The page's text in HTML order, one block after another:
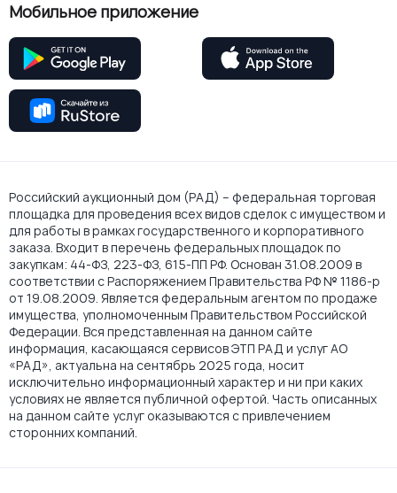
Мобильное приложение
Российский аукционный дом (РАД) – федеральная торговая
площадка для проведения всех видов сделок с имуществом и
для работы в рамках государственного и корпоративного
заказа. Входит в перечень федеральных площадок по
закупкам: 44-ФЗ, 223-ФЗ, 615-ПП РФ. Основан 31.08.2009 в
соответствии с Распоряжением Правительства РФ № 1186-р
от 19.08.2009. Является федеральным агентом по продаже
имущества, уполномоченным Правительством Российской
Федерации. Вся представленная на данном сайте
информация, касающаяся сервисов ЭТП РАД и услуг АО
«РАД», актуальна на сентябрь 2025 года, носит
исключительно информационный характер и ни при каких
условиях не является публичной офертой. Часть описанных
на данном сайте услуг оказываются с привлечением
сторонних компаний.